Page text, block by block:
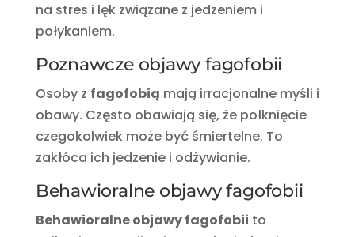
na stres i lęk związane z jedzeniem i
połykaniem.
Poznawcze objawy fagofobii
Osoby z fagofobią mają irracjonalne myśli i
obawy. Często obawiają się, że połknięcie
czegokolwiek może być śmiertelne. To
zakłóca ich jedzenie i odżywianie.
Behawioralne objawy fagofobii
Behawioralne objawy fagofobii to